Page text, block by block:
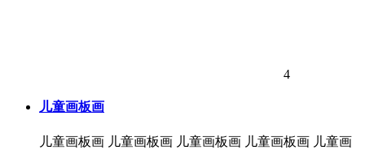
4
儿童画板画
儿童画板画 儿童画板画 儿童画板画 儿童画板画 儿童画